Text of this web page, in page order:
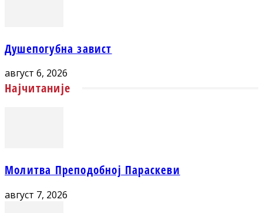
Душепогубна завист
август 6, 2026
Најчитаније
Молитва Преподобној Параскеви
август 7, 2026